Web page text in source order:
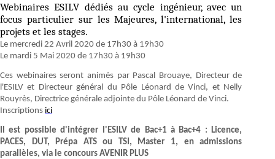
Webinaires ESILV dédiés au cycle ingénieur, avec un
focus particulier sur les Majeures, l'international, les
projets et les stages.
Le mercredi 22 Avril 2020 de 17h30 à 19h30
Le mardi 5 Mai 2020 de 17h30 à 19h30
Ces webinaires seront animés par Pascal Brouaye, Directeur de
l'ESILV et Directeur général du Pôle Léonard de Vinci, et Nelly
Rouyrès, Directrice générale adjointe du Pôle Léonard de Vinci.
Inscriptions ici
Il est possible d'intégrer l'ESILV de Bac+1 à Bac+4 : Licence,
PACES, DUT, Prépa ATS ou TSI, Master 1, en admissions
parallèles, via le concours AVENIR PLUS